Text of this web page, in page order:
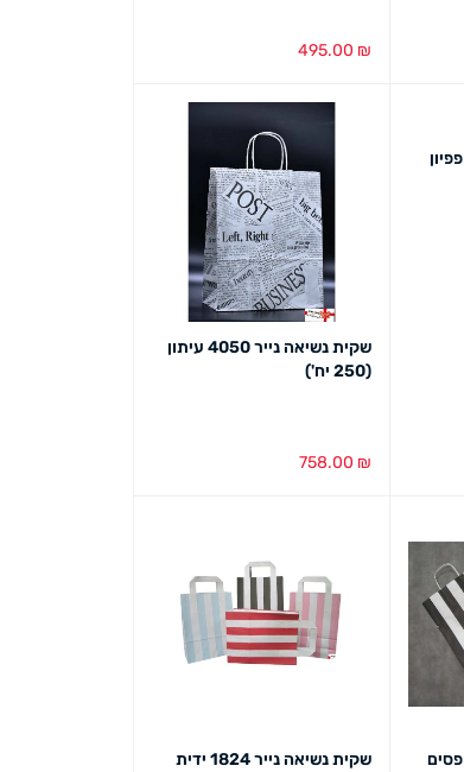
495.00 ₪
שקית נשיאה נייר 2531 פפיון
שקית נשיאה נייר 4050 עיתון
(250 יח')
758.00 ₪
שקית נשיאה נייר 2531 פסים
שקית נשיאה נייר 1824 ידית